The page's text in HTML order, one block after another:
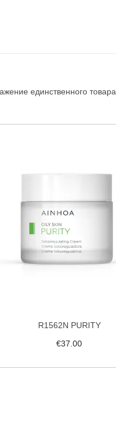
единственного товара
R1562N PURITY
€37.00